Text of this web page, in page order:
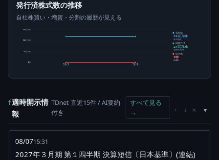
発行済株式数の推移
自社株買い・増資・分割の履歴が見える
0株
10百万株
20百万株
30百万株
25/3 26/3
発行済
24百万株
株式総数
純発行済
24百万株
総数-自己株
自己株
0株
0.00%
f適時開示情
報
TDnet 直近15件 / AI要約
付き
すべて見る
→
↑ ↓ ×
08/0715:31
2027年３月期 第１四半期 決算短信〔日本基準〕(連結)